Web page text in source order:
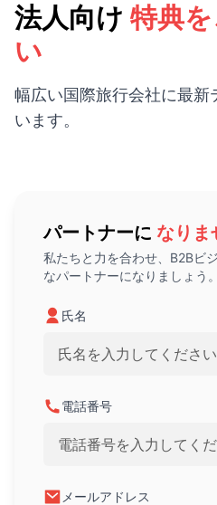
法人向け 特典
い
幅広い国際旅行会社に最新
います。
パートナーに なりま
私たちと力を合わせ、B2Bビ
なパートナーになりましょう。
氏名
電話番号
メールアドレス